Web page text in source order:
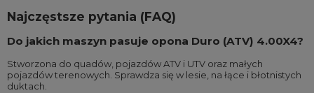
Najczęstsze pytania (FAQ)
Do jakich maszyn pasuje opona Duro (ATV) 4.00X4?
Stworzona do quadów, pojazdów ATV i UTV oraz małych
pojazdów terenowych. Sprawdza się w lesie, na łące i błotnistych
duktach.